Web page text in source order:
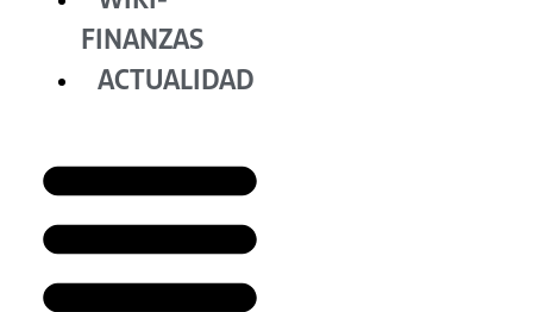
FINANZAS
ACTUALIDAD